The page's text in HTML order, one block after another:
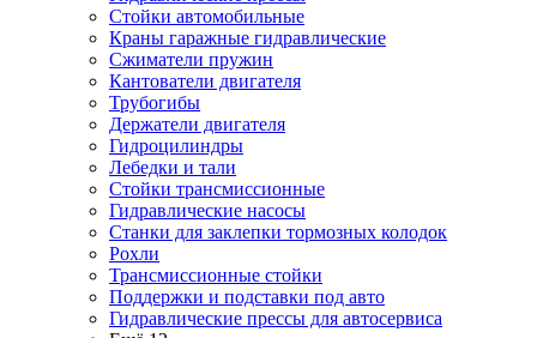
Стойки автомобильные
Краны гаражные гидравлические
Сжиматели пружин
Кантователи двигателя
Трубогибы
Держатели двигателя
Гидроцилиндры
Лебедки и тали
Стойки трансмиссионные
Гидравлические насосы
Cтанки для заклепки тормозных колодок
Рохли
Трансмиссионные стойки
Поддержки и подставки под авто
Гидравлические прессы для автосервиса